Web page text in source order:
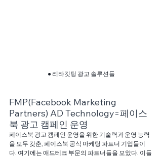
● 리타깃팅 광고 솔루션들
FMP(Facebook Marketing
Partners) AD Technology=페이스
북 광고 캠페인 운영
페이스북 광고 캠페인 운영을 위한 기술력과 운영 능력
을 모두 갖춘, 페이스북 공식 마케팅 파트너 기업들이
다. 여기에는 애드테크 부문의 파트너들을 모았다. 이들